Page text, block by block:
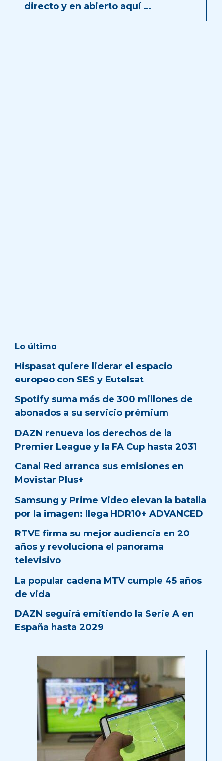
directo y en abierto aquí …
Lo último
Hispasat quiere liderar el espacio
europeo con SES y Eutelsat
Spotify suma más de 300 millones de
abonados a su servicio prémium
DAZN renueva los derechos de la
Premier League y la FA Cup hasta 2031
Canal Red arranca sus emisiones en
Movistar Plus+
Samsung y Prime Video elevan la batalla
por la imagen: llega HDR10+ ADVANCED
RTVE firma su mejor audiencia en 20
años y revoluciona el panorama
televisivo
La popular cadena MTV cumple 45 años
de vida
DAZN seguirá emitiendo la Serie A en
España hasta 2029